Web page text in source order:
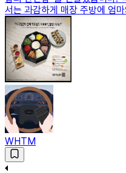
서는 과감하게 매장 주방에 엄
WHTM